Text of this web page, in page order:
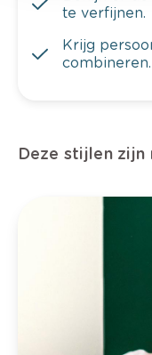
te verfijnen.
Krijg
combineren.
Deze stijlen zijn